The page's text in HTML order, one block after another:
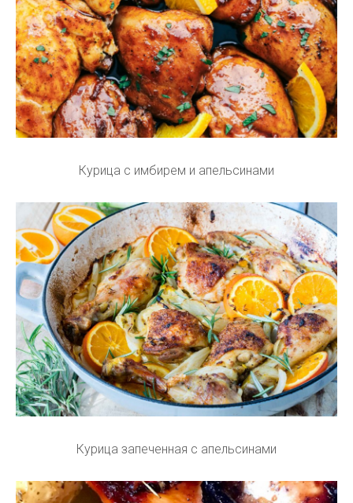
Курица с имбирем и апельсинами
Курица запеченная с апельсинами